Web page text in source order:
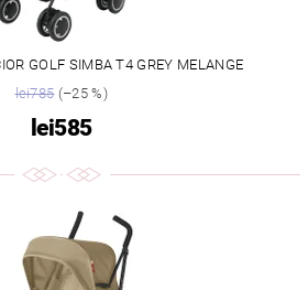
GOLF SIMBA T4 GREY MELANGE
lei785(–25 %)
lei585